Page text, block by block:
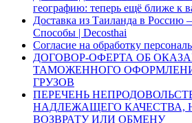
географию: теперь ещё ближе к
Доставка из Таиланда в Россию
Способы | Decosthai
Согласие на обработку
ДОГОВОР-ОФЕРТА ОБ
ТАМОЖЕННОГО
ГРУЗОВ
ПЕРЕЧЕНЬ
НАДЛЕЖАЩЕГО КАЧЕСТВА,
ВОЗВРАТУ ИЛИ ОБМЕНУ